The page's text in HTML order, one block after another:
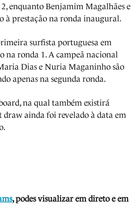
enquanto Benjamim Magalhães e
à prestação na ronda inaugural.
surfista portuguesa em
na ronda 1. A campeã nacional
Dias e Nuria Maganinho são
apenas na segunda ronda.
na qual também existirá
draw ainda foi revelado à data em
, podes visualizar em direto e em